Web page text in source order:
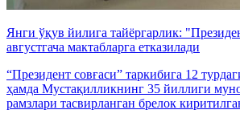
Янги ўқув йилига тайёргарлик:
августгача мактабларга етказилади
“Президент совғаси” таркибига 12
ҳамда Мустақилликнинг 35 йиллиги
рамзлари тасвирланган брелок